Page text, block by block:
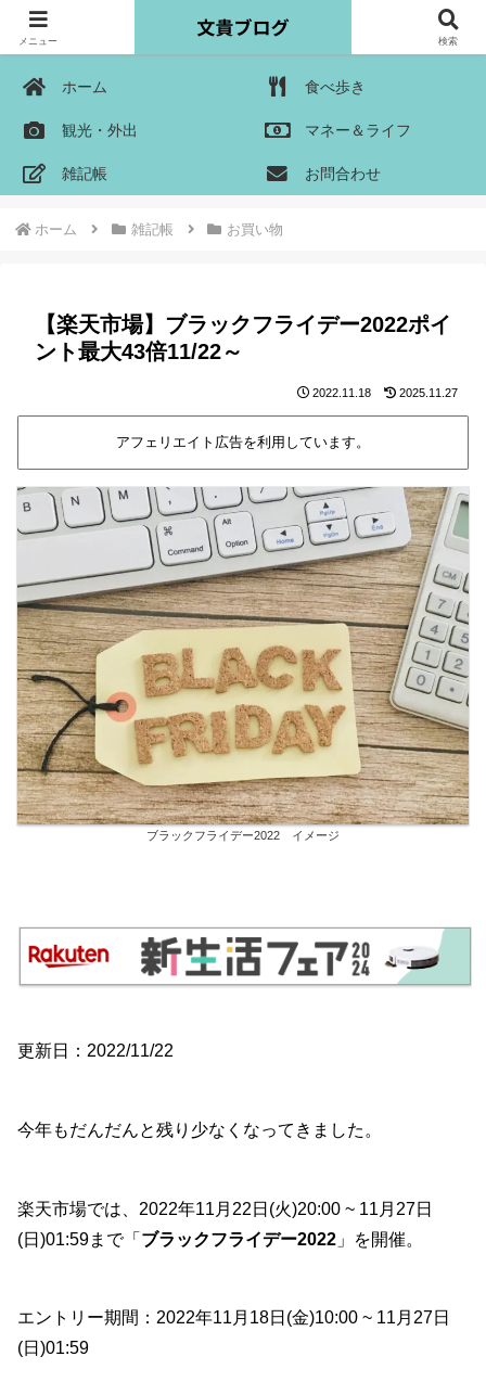
ホーム 食べ歩き
観光・外出 マネー＆ライフ
雑記帳 お問合わせ
ホーム 雑記帳 お買い物
【楽天市場】ブラックフライデー2022ポイ
ント最大43倍11/22～
2022.11.18 2025.11.27
アフェリエイト広告を利用しています。
ブラックフライデー2022 イメージ
更新日：2022/11/22
今年もだんだんと残り少なくなってきました。
楽天市場では、2022年11月22日(火)20:00 ~ 11月27日
(日)01:59まで「 ブラックフライデー2022 」を開催。
エントリー期間：2022年11月18日(金)10:00 ~ 11月27日
(日)01:59
メニュー 検索